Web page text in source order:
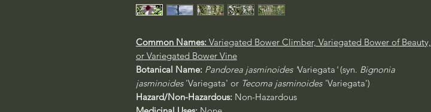
Common Names: Variegated Bower Climber, Variegated Bower of Beauty,
or Variegated Bower Vine
Botanical Name: Pandorea jasminoides 'Variegata ' (syn. Bignonia
jasminoides 'Variegata' or Tecoma jasminoides 'Variegata')
Hazard/Non-Hazardous: Non-Hazardous